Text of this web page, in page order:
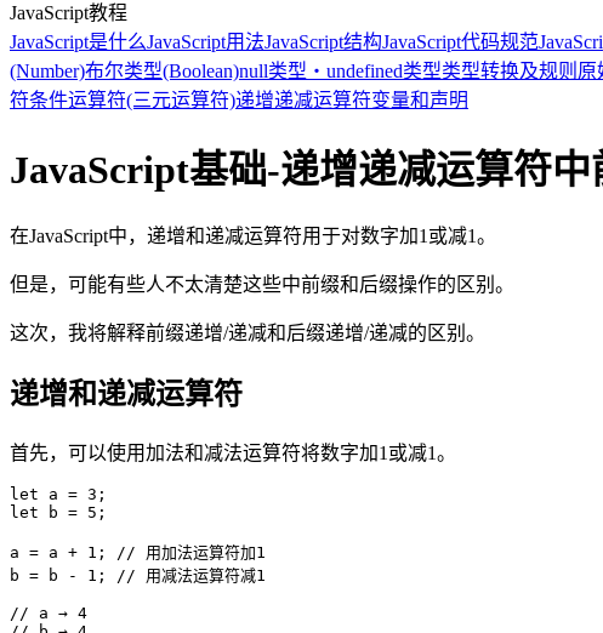
JavaScript教程
JavaScript是什么JavaScript用法JavaScript结构JavaScript代码规范
(Number)布尔类型(Boolean)null类型・undefined类型类型转换及规则 原
符条件运算符(三元运算符)递增递减运算符变量和声明
JavaScript基础-递增递减运算符中
在JavaScript中，递增和递减运算符用于对数字加1或减1。
但是，可能有些人不太清楚这些中前缀和后缀操作的区别。
这次，我将解释前缀递增/递减和后缀递增/递减的区别。
递增和递减运算符
首先，可以使用加法和减法运算符将数字加1或减1。
let a = 3;
let b = 5;
a = a + 1; // 用加法运算符加1
b = b - 1; // 用减法运算符减1
// a → 4